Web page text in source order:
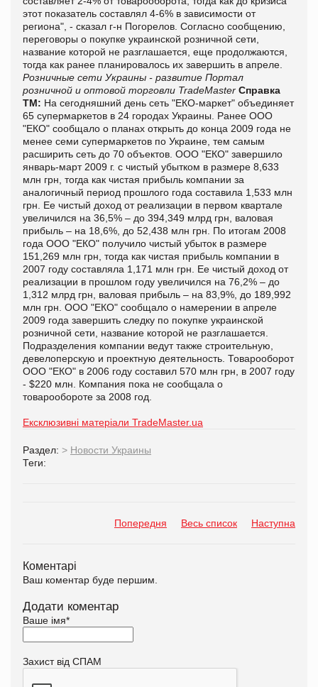
этот показатель составлял 4-6% в зависимости от
региона", - сказал г-н Погорелов. Согласно сообщению,
переговоры о покупке украинской розничной сети,
название которой не разглашается, еще продолжаются,
тогда как ранее планировалось их завершить в апреле.
Розничные сети Украины - развитие Портал
розничной и оптовой торговли TradeMaster Справка
ТМ: На сегодняшний день сеть "ЕКО-маркет" объединяет
65 супермаркетов в 24 городах Украины. Ранее ООО
"ЕКО" сообщало о планах открыть до конца 2009 года не
менее семи супермаркетов по Украине, тем самым
расширить сеть до 70 объектов. ООО "ЕКО" завершило
январь-март 2009 г. с чистый убытком в размере 8,633
млн грн, тогда как чистая прибыль компании за
аналогичный период прошлого года составила 1,533 млн
грн. Ее чистый доход от реализации в первом квартале
увеличился на 36,5% – до 394,349 млрд грн, валовая
прибыль – на 18,6%, до 52,438 млн грн. По итогам 2008
года ООО "ЕКО" получило чистый убыток в размере
151,269 млн грн, тогда как чистая прибыль компании в
2007 году составляла 1,171 млн грн. Ее чистый доход от
реализации в прошлом году увеличился на 76,2% – до
1,312 млрд грн, валовая прибыль – на 83,9%, до 189,992
млн грн. ООО "ЕКО" сообщало о намерении в апреле
2009 года завершить следку по покупке украинской
розничной сети, название которой не разглашается.
Подразделения компании ведут также строительную,
девелоперскую и проектную деятельность. Товарооборот
ООО "ЕКО" в 2006 году составил 570 млн грн, в 2007 году
- $220 млн. Компания пока не сообщала о
товарообороте за 2008 год.
Ексклюзивні матеріали TradeMaster.ua
Раздел: > Новости Украины
Теги:
Попередня Весь список Наступна
Коментарі
Ваш коментар буде першим.
Додати коментар
Ваше імя*
Захист від СПАМ